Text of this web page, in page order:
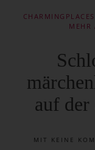
CHARMINGPLACES
MEHR
auf der
MIT KEINE